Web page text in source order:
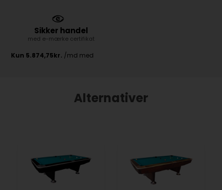
Sikker handel
med e-mærke certifikat
Alternativer